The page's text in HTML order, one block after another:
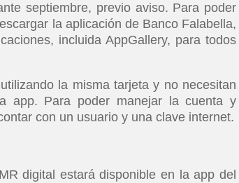
septiembre, previo aviso. Para poder
la aplicación de Banco Falabella,
incluida AppGallery, para todos
la misma tarjeta y no necesitan
app. Para poder manejar la cuenta y
con un usuario y una clave internet.
digital estará disponible en la app del